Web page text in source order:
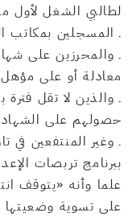
لطالبي الشغل لأول
ـ المسجلين بمكاتب
ـ والمحرزين على
معادلة أو على
ـ والذين لا تقل
حصولهم على
ـ وغير المنتفعين في
ببرنامج تربصات
علما وأنه «يتوقف
على تسوية وضعيتها